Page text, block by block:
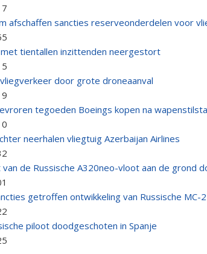
afschaffen sancties reserveonderdelen voor
met tientallen inzittenden neergestort
vliegverkeer door grote droneaanval
tegoeden Boeings kopen na
neerhalen vliegtuig Azerbaijan Airlines
de Russische A320neo-vloot aan de grond
getroffen ontwikkeling van Russische
piloot doodgeschoten in Spanje